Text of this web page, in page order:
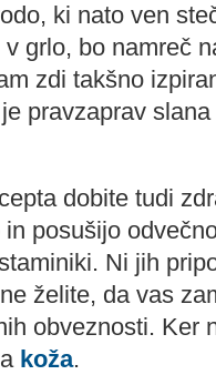
ki nato ven
grlo, bo namreč
zdi takšno
pravzaprav
dobite tudi
posušijo
Ni jih
želite, da vas
obveznosti. Ker
koža.